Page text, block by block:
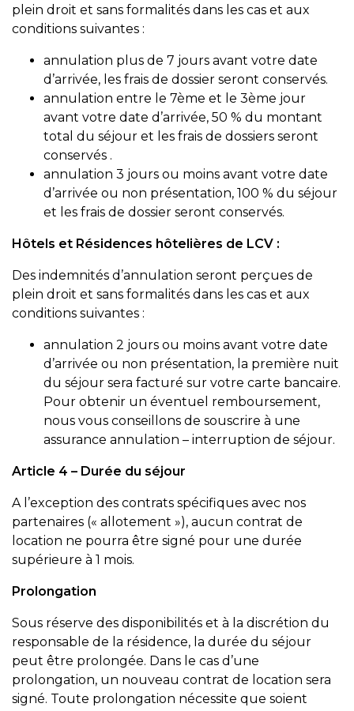
plein droit et sans formalités dans les cas et aux
conditions suivantes :
annulation plus de 7 jours avant votre date
d’arrivée, les frais de dossier seront conservés.
annulation entre le 7ème et le 3ème jour
avant votre date d’arrivée, 50 % du montant
total du séjour et les frais de dossiers seront
conservés .
annulation 3 jours ou moins avant votre date
d’arrivée ou non présentation, 100 % du séjour
et les frais de dossier seront conservés.
Hôtels et Résidences hôtelières de LCV :
Des indemnités d’annulation seront perçues de
plein droit et sans formalités dans les cas et aux
conditions suivantes :
annulation 2 jours ou moins avant votre date
d’arrivée ou non présentation, la première nuit
du séjour sera facturé sur votre carte bancaire.
Pour obtenir un éventuel remboursement,
nous vous conseillons de souscrire à une
assurance annulation – interruption de séjour.
Article 4 – Durée du séjour
A l’exception des contrats spécifiques avec nos
partenaires (« allotement »), aucun contrat de
location ne pourra être signé pour une durée
supérieure à 1 mois.
Prolongation
Sous réserve des disponibilités et à la discrétion du
responsable de la résidence, la durée du séjour
peut être prolongée. Dans le cas d’une
prolongation, un nouveau contrat de location sera
signé. Toute prolongation nécessite que soient